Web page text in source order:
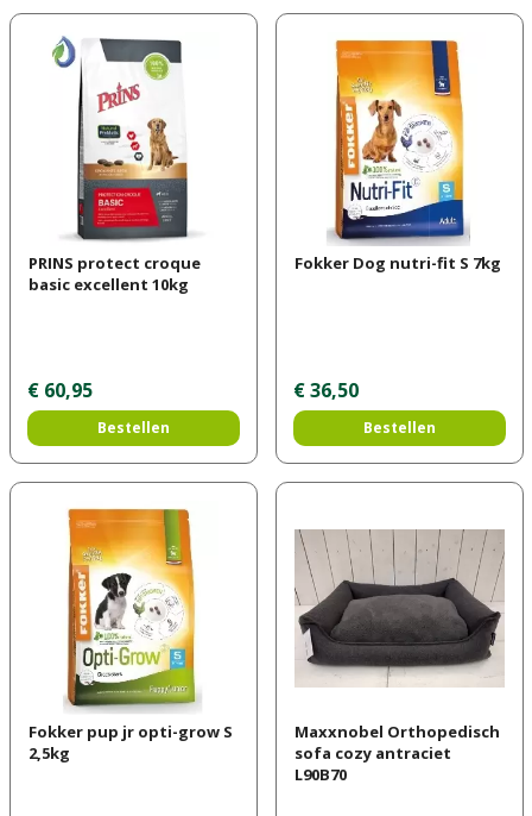
PRINS protect croque
basic excellent 10kg
€ 60,95
Bestellen
Fokker Dog nutri-fit S 7kg
€ 36,50
Bestellen
Fokker pup jr opti-grow S
2,5kg
Maxxnobel Orthopedisch
sofa cozy antraciet
L90B70